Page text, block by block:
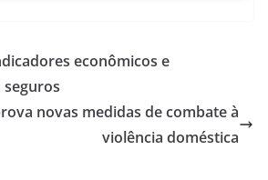
econômicos e
novas medidas de combate à
violência doméstica